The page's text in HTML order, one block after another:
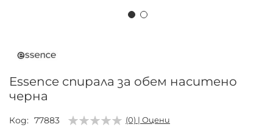
началото
галерия
със
снимки
Essence спирала за обем наситено
черна
Код 77883 (0) | Оцени